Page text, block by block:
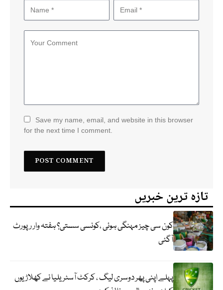
Save my name, email, and website in this browser
for the next time I comment.
تازہ ترین خبریں
کون سی چیز مہنگی ہوئی ،کونسی سستی؟ ہفتہ وار رپورٹ
آگئی
پہلے اپنی پھر دوسری لیگ ، کرکٹ آسٹریلیا نے کھلاڑیوں